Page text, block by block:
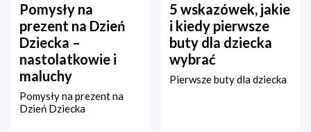
Pomysły na
prezent na Dzień
Dziecka –
nastolatkowie i
maluchy
Pomysły na prezent na
Dzień Dziecka
5 wskazówek, jakie
i kiedy pierwsze
buty dla dziecka
wybrać
Pierwsze buty dla dziecka